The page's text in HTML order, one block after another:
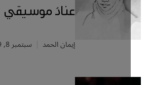
عنادٌ موسيقي
إيمان الحمد سبتمبر 8, 2019